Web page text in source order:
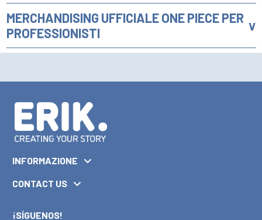
MERCHANDISING UFFICIALE ONE PIECE PER
PROFESSIONISTI
INFORMAZIONE
CONTACT US
¡SÍGUENOS!